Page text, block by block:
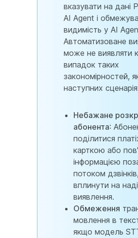
вказувати на дані
AI Agent і
видимість у AI
Автоматизоване
може не виявляти
випадок таких
закономірностей,
наступних
Небажане
абонента:
поділитися
карткою або
інформацією
потоком
вплинути на
виявлення.
Обмеження
мовлення в
якщо модель